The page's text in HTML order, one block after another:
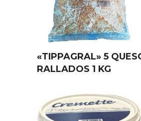
«TIPPAGRAL» 5
RALLADOS 1 KG